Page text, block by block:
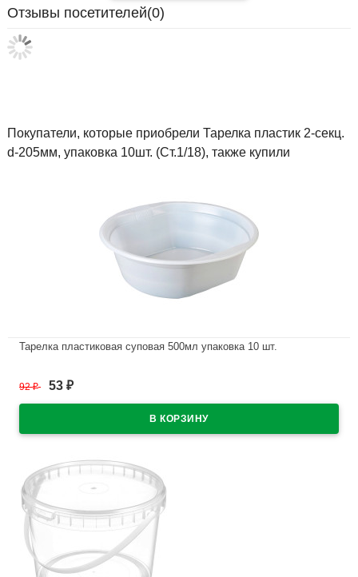
Отзывы посетителей(0)
Покупатели, которые приобрели Тарелка пластик 2-секц.
d-205мм, упаковка 10шт. (Ст.1/18), также купили
Тарелка пластиковая суповая 500мл упаковка 10 шт.
92₽ 53 ₽